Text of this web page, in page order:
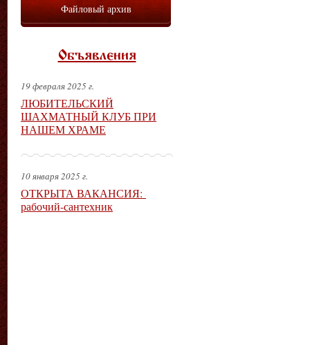
Файловый архив
Объявления
19 февраля 2025 г.
ЛЮБИТЕЛЬСКИЙ
ШАХМАТНЫЙ КЛУБ ПРИ
НАШЕМ ХРАМЕ
10 января 2025 г.
ОТКРЫТА ВАКАНСИЯ:
рабочий-сантехник